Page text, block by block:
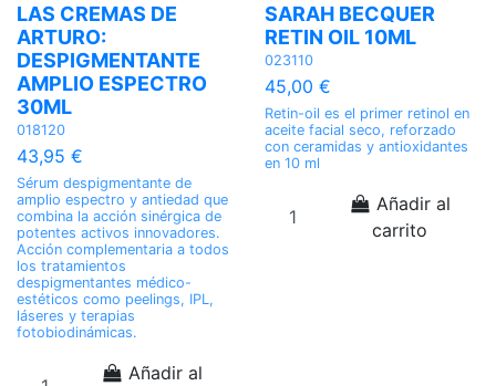
LAS CREMAS DE
ARTURO:
DESPIGMENTANTE
AMPLIO ESPECTRO
30ML
018120
43,95 €
Sérum despigmentante de
amplio espectro y antiedad que
combina la acción sinérgica de
potentes activos innovadores.
Acción complementaria a todos
los tratamientos
despigmentantes médico-
estéticos como peelings, IPL,
láseres y terapias
fotobiodinámicas.
Añadir al
SARAH BECQUER
RETIN OIL 10ML
023110
45,00 €
Retin-oil es el primer retinol en
aceite facial seco, reforzado
con ceramidas y antioxidantes
en 10 ml
Añadir al
carrito